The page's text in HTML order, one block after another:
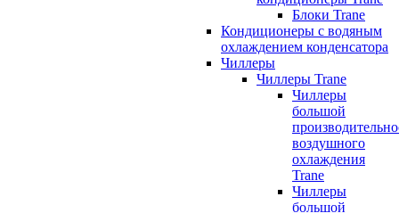
Блоки Trane
Кондиционеры с водяным
охлаждением конденсатора
Чиллеры
Чиллеры Trane
Чиллеры
большой
воздушного
охлаждения
Trane
Чиллеры
большой